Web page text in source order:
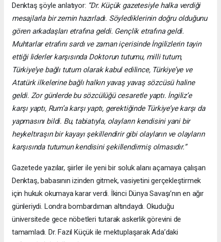
Denktaş şöyle anlatıyor: “Dr. Küçük gazetesiyle halka verdiği
mesajlarla bir zemin hazırladı. Söylediklerinin doğru olduğunu
gören arkadaşları etrafına geldi. Gençlik etrafına geldi.
Muhtarlar etrafını sardı ve zaman içerisinde İngilizlerin tayin
ettiği liderler karşısında Doktorun tutumu, milli tutum,
Türkiye’ye bağlı tutum olarak kabul edilince, Türkiye’ye ve
Atatürk ilkelerine bağlı halkın yavaş yavaş sözcüsü haline
geldi. Zor günlerde bu sözcülüğü cesaretle yaptı. İngiliz’e
karşı yaptı, Rum’a karşı yaptı, gerektiğinde Türkiye’ye karşı da
yapmasını bildi. Bu, tabiatıyla, olayların kendisini yani bir
heykeltıraşın bir kayayı şekillendirir gibi olayların ve olayların
karşısında tutumun kendisini şekillendirmiş olmasıdır.”
Gazetede yazılar, şiirler ile yeni bir soluk alanı açamaya çalışan
Denktaş, babasının izinden gitmek, vasiyetini gerçekleştirmek
için hukuk okumaya karar verdi. İkinci Dünya Savaşı’nın en ağır
günleriydi. Londra bombardıman altındaydı. Okuduğu
üniversitede gece nöbetleri tutarak askerlik görevini de
tamamladı. Dr. Fazıl Küçük ile mektuplaşarak Ada’daki